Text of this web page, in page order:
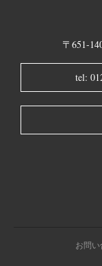
〒651-
tel:
お問い